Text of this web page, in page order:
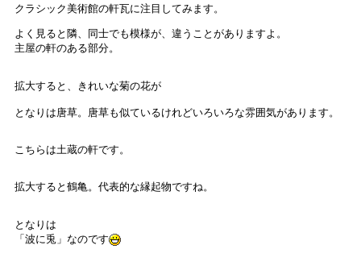
クラシック美術館の軒瓦に注目してみます。
よく見ると隣、同士でも模様が、違うことがありますよ。
主屋の軒のある部分。
拡大すると、きれいな菊の花が
となりは唐草。唐草も似ているけれどいろいろな雰囲気があります。
こちらは土蔵の軒です。
拡大すると鶴亀。代表的な縁起物ですね。
となりは
「波に兎」なのです